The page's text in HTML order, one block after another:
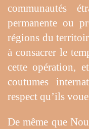
communautés
permanente ou
régions du
à consacrer le
cette opération,
coutumes
respect qu’ils
De même que